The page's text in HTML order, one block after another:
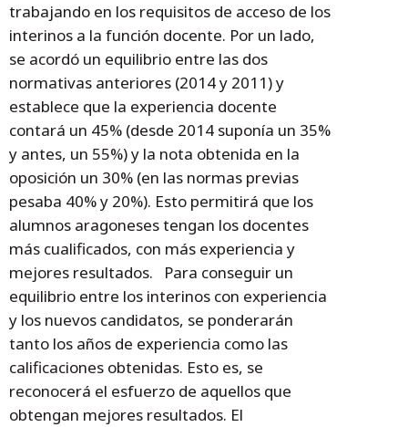
trabajando en los requisitos de acceso de los
interinos a la función docente. Por un lado,
se acordó un equilibrio entre las dos
normativas anteriores (2014 y 2011) y
establece que la experiencia docente
contará un 45% (desde 2014 suponía un 35%
y antes, un 55%) y la nota obtenida en la
oposición un 30% (en las normas previas
pesaba 40% y 20%). Esto permitirá que los
alumnos aragoneses tengan los docentes
más cualificados, con más experiencia y
mejores resultados. Para conseguir un
equilibrio entre los interinos con experiencia
y los nuevos candidatos, se ponderarán
tanto los años de experiencia como las
calificaciones obtenidas. Esto es, se
reconocerá el esfuerzo de aquellos que
obtengan mejores resultados. El